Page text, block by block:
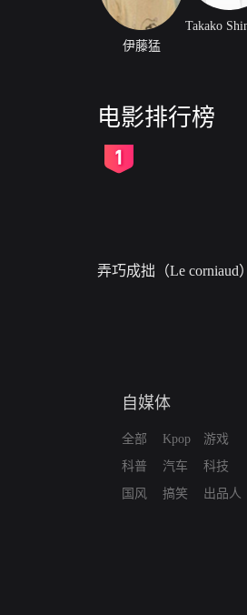
伊藤猛
电影排行榜
弄巧成拙（Le corniaud）
自媒体
全部
科普
国风
Kpop
汽车
搞笑
游戏
科技
出品人